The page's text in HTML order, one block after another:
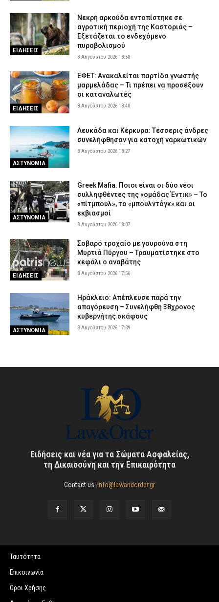
ΕΙΔΗΣΕΙΣ
Νεκρή αρκούδα εντοπίστηκε σε
αγροτική περιοχή της Καστοριάς –
Εξετάζεται το ενδεχόμενο
πυροβολισμού
8 Αυγούστου 2026 18:58
ΕΙΔΗΣΕΙΣ
ΕΦΕΤ: Ανακαλείται παρτίδα γνωστής
μαρμελάδας – Τι πρέπει να προσέξουν
οι καταναλωτές
8 Αυγούστου 2026 18:40
ΑΣΤΥΝΟΜΙΑ
Λευκάδα και Κέρκυρα: Τέσσερις άνδρες
συνελήφθησαν για κατοχή ναρκωτικών
8 Αυγούστου 2026 18:27
ΑΣΤΥΝΟΜΙΑ
Greek Mafia: Ποιοι είναι οι δύο νέοι
συλληφθέντες της «ομάδας Έντικ» – Το
«πίτμπουλ», το «μπουλντόγκ» και οι
εκβιασμοί
8 Αυγούστου 2026 18:07
ΕΙΔΗΣΕΙΣ
Σοβαρό τροχαίο με γουρούνα στη
Μυρτιά Πύργου – Τραυματίστηκε στο
κεφάλι ο αναβάτης
8 Αυγούστου 2026 17:56
ΑΣΤΥΝΟΜΙΑ
Ηράκλειο: Απέπλευσε παρά την
απαγόρευση – Συνελήφθη 38χρονος
κυβερνήτης σκάφους
8 Αυγούστου 2026 17:39
Ειδήσεις και νέα για τα Σώματα Ασφαλείας,
τη Δικαιοσύνη και την Επικαιρότητα
Contact us: info@lawandorder.gr
Ταυτότητα
Επικοινωνία
Όροι Χρήσης